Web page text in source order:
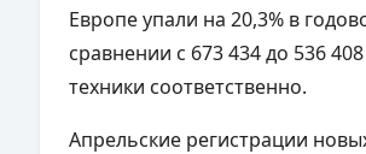
Европе упали на 20,3% в
сравнении с 673 434 до 536
техники соответственно.
Апрельские регистрации